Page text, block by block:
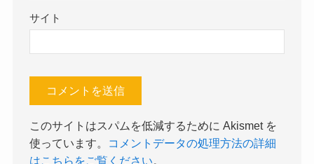
サイト
このサイトはスパムを低減するために Akismet を
使っています。
コメントデータの処理方法の詳細
はこちらをご覧ください